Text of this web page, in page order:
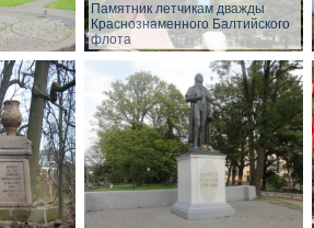
Памятник летчикам дважды
Краснознаменного Балтийского
флота